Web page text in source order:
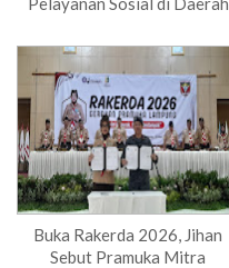
Buka Rakerda 2026, Jihan
Sebut Pramuka Mitra